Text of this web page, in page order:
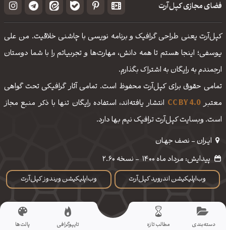
فضای مجازی کپل‌آرت
کپل‌آرت یعنی طراحی گرافیک و برنامه نویسی با چاشنی خلاقیت. من علی
یوسفی؛ اینجا هستم تا همه دانش، مهارت‌‌ها و تجربیاتم را با شما دوستان
ارجمندم به رایگان به اشتراک بگذارم.
تمامی حقوق برای کپل‌آرت محفوظ است. تمامی آثار گرافیکی تحت گواهی
معتبرCC BY 4.0 انتشار یافته‌اند، استفاده رایگان تنها با ذکر منبع مجاز
است. وبسایت کپل‌آرت ترافیک نیم بها دارد.
ایـران - نصف جهـان
وب‌اپلیکیشن اندروید کپل‌آرت وب‌اپلیکیشن ویندوز کپل‌آرت
پیدایش: مرداد ماه 1400 - نسخه 2.60